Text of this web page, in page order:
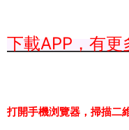
下載APP，有更
打開手機浏覽器，掃描二